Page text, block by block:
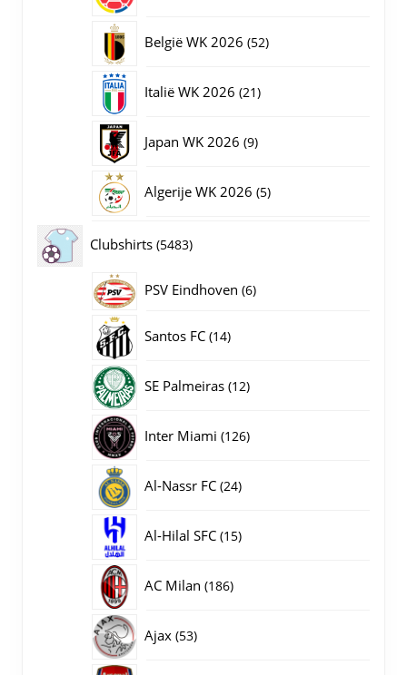
België WK 2026 5252
Italië WK 2026 2121
Japan WK 2026 99
Algerije WK 2026 55
Clubshirts 54835483
producten
PSV Eindhoven 66
Santos FC 1414
SE Palmeiras 1212
Inter Miami 126126
Al-Nassr FC 2424
Al-Hilal SFC 1515
AC Milan 186186
Ajax 5353